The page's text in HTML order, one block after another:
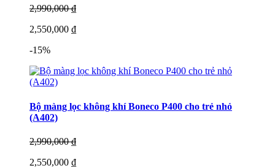
2,990,000 ₫
2,550,000 ₫
-15%
Bộ màng lọc không khí Boneco P400 cho trẻ nhỏ
(A402)
2,990,000 ₫
2,550,000 ₫